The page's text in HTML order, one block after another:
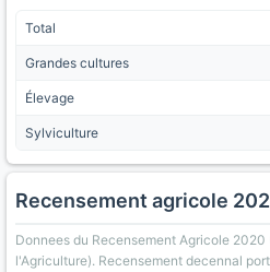
Total
Grandes cultures
Élevage
Sylviculture
Recensement agricole
Donnees du Recensement Agricole
l'Agriculture). Recensement decennal